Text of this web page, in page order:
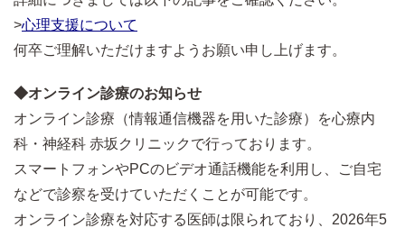
>心理支援について
何卒ご理解いただけますようお願い申し上げます。
◆オンライン診療のお知らせ
オンライン診療（情報通信機器を用いた診療）を心療内
科・神経科 赤坂クリニックで行っております。
スマートフォンやPCのビデオ通話機能を利用し、ご自宅
などで診察を受けていただくことが可能です。
オンライン診療を対応する医師は限られており、2026年5